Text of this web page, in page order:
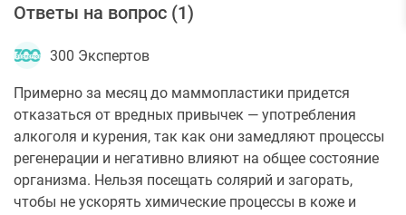
Ответы на вопрос (1)
300 Экспертов
Примерно за месяц до маммопластики придется
отказаться от вредных привычек — употребления
алкоголя и курения, так как они замедляют процессы
регенерации и негативно влияют на общее состояние
организма. Нельзя посещать солярий и загорать,
чтобы не ускорять химические процессы в коже и